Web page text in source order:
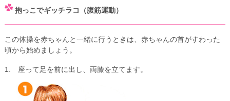
抱っこでギッチラコ（腹筋運動）
この体操を赤ちゃんと一緒に行うときは、赤ちゃんの首がすわった
頃から始めましょう。
1. 座って足を前に出し、両膝を立てます。